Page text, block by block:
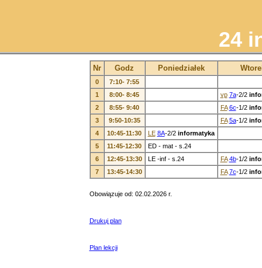
24
Nr Godz Poniedziałek
0
7:10- 7:55
1
8:00- 8:45 vp 7a-2/2
2
8:55- 9:40 FA 6c-1/2
3
9:50-10:35 FA 5a-1/2
4
10:45-11:30 LE 8A-2/2 informatyka
5
11:45-12:30
ED - mat - s.24
6
12:45-13:30 LE -inf - s.24 FA 4b-1/2
7
13:45-14:30 FA 7c-1/2
Obowiązuje od: 02.02.2026 r.
Drukuj plan
Plan lekcji